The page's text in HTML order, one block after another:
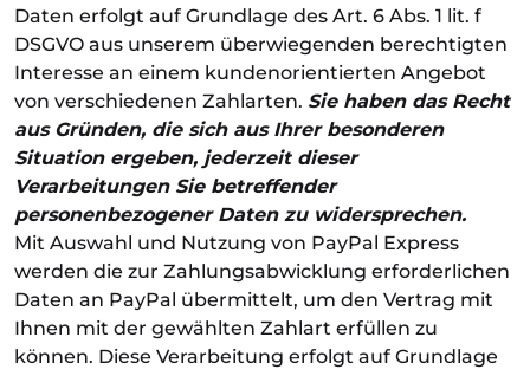
Daten erfolgt auf Grundlage des Art. 6 Abs. 1 lit. f
DSGVO aus unserem überwiegenden berechtigten
Interesse an einem kundenorientierten Angebot
von verschiedenen Zahlarten. Sie haben das Recht
aus Gründen, die sich aus Ihrer besonderen
Situation ergeben, jederzeit dieser
Verarbeitungen Sie betreffender
personenbezogener Daten zu widersprechen.
Mit Auswahl und Nutzung von PayPal Express
werden die zur Zahlungsabwicklung erforderlichen
Daten an PayPal übermittelt, um den Vertrag mit
Ihnen mit der gewählten Zahlart erfüllen zu
können. Diese Verarbeitung erfolgt auf Grundlage